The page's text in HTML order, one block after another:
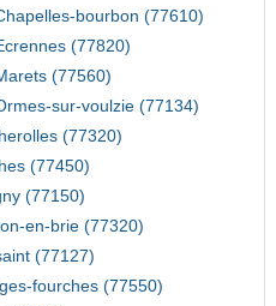
bourbon (77610)
(77820)
(77560)
sur-voulzie (77134)
(77320)
(77450)
(77150)
en-brie (77320)
(77127)
fourches (77550)